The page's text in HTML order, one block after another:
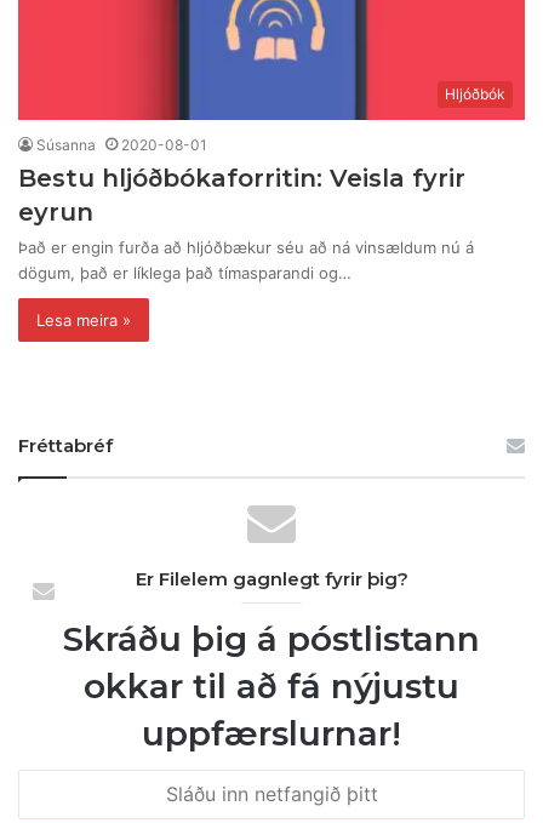
Hljóðbók
Súsanna 2020-08-01
Bestu hljóðbókaforritin: Veisla fyrir
eyrun
Það er engin furða að hljóðbækur séu að ná vinsældum nú á
dögum, það er líklega það tímasparandi og…
Lesa meira »
Fréttabréf
Er Filelem gagnlegt fyrir þig?
Skráðu þig á póstlistann
okkar til að fá nýjustu
uppfærslurnar!